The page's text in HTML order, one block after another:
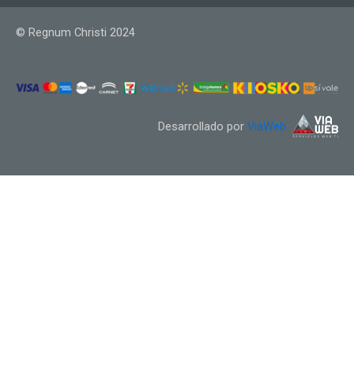
© Regnum Christi 2024
Desarrollado por ViaWeb